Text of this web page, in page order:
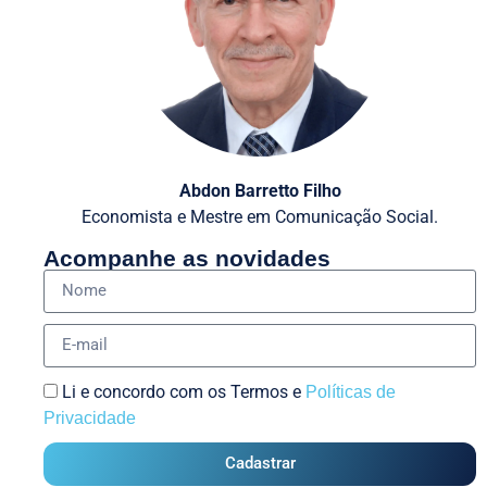
Abdon Barretto Filho
Economista e Mestre em Comunicação Social.
Acompanhe as novidades
Li e concordo com os Termos e Políticas de
Privacidade
Cadastrar